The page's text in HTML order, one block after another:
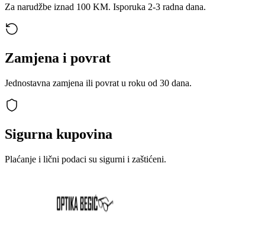
Za narudžbe iznad 100 KM. Isporuka 2-3 radna dana.
Zamjena i povrat
Jednostavna zamjena ili povrat u roku od 30 dana.
Sigurna kupovina
Plaćanje i lični podaci su sigurni i zaštićeni.